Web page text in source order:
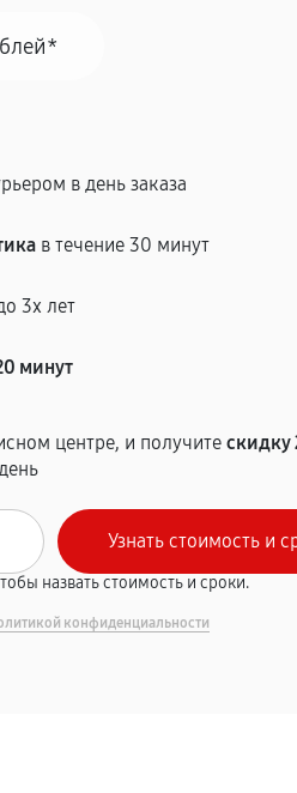
в день заказа
в течение 30 минут
3х лет
минут
центре, и получитескидку
назвать стоимость и сроки.
конфиденциальности